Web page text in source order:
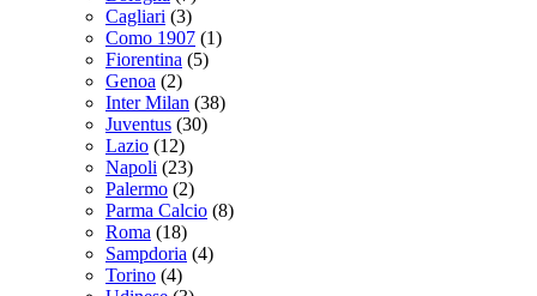
Cagliari (3)
Como 1907 (1)
Fiorentina (5)
Genoa (2)
Inter Milan (38)
Juventus (30)
Lazio (12)
Napoli (23)
Palermo (2)
Parma Calcio (8)
Roma (18)
Sampdoria (4)
Torino (4)